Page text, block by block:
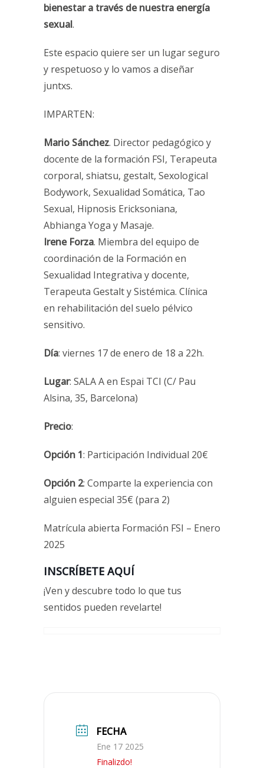
bienestar a través de nuestra energía
sexual.
Este espacio quiere ser un lugar seguro
y respetuoso y lo vamos a diseñar
juntxs.
IMPARTEN:
Mario Sánchez. Director pedagógico y
docente de la formación FSI, Terapeuta
corporal, shiatsu, gestalt, Sexological
Bodywork, Sexualidad Somática, Tao
Sexual, Hipnosis Ericksoniana,
Abhianga Yoga y Masaje.
Irene Forza. Miembra del equipo de
coordinación de la Formación en
Sexualidad Integrativa y docente,
Terapeuta Gestalt y Sistémica. Clínica
en rehabilitación del suelo pélvico
sensitivo.
Día: viernes 17 de enero de 18 a 22h.
Lugar: SALA A en Espai TCI (C/ Pau
Alsina, 35, Barcelona)
Precio:
Opción 1: Participación Individual 20€
Opción 2: Comparte la experiencia con
alguien especial 35€ (para 2)
Matrícula abierta Formación FSI – Enero
2025
INSCRÍBETE AQUÍ
¡Ven y descubre todo lo que tus
sentidos pueden revelarte!
FECHA
Ene 17 2025
Finalizdo!